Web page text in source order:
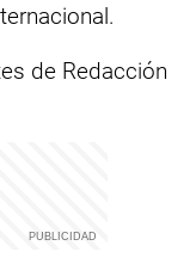
de Redacción